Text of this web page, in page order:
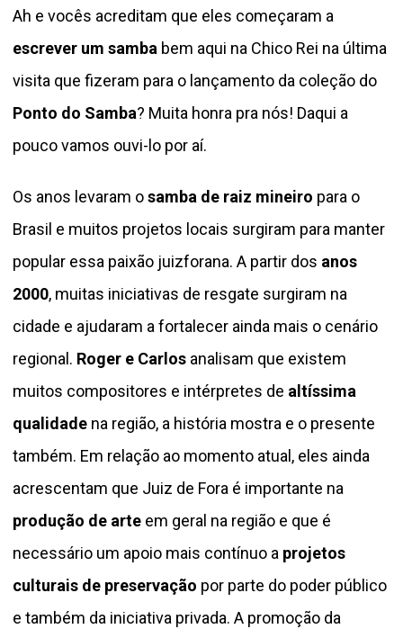
Ah e vocês acreditam que eles começaram a
escrever um samba bem aqui na Chico Rei na última
visita que fizeram para o lançamento da coleção do
Ponto do Samba? Muita honra pra nós! Daqui a
pouco vamos ouvi-lo por aí.
Os anos levaram osamba de raiz mineiro para o
Brasil e muitos projetos locais surgiram para manter
popular essa paixão juizforana. A partir dos anos
2000, muitas iniciativas de resgate surgiram na
cidade e ajudaram a fortalecer ainda mais o cenário
regional. Roger e Carlos analisam que existem
muitos compositores e intérpretes de altíssima
qualidade na região, a história mostra e o presente
também. Em relação ao momento atual, eles ainda
acrescentam que Juiz de Fora é importante na
produção de arte em geral na região e que é
necessário um apoio mais contínuo a projetos
culturais de preservação por parte do poder público
e também da iniciativa privada. A promoção da